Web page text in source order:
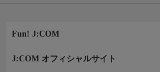
Fun! J:COM
J:COM オフィシャルサイト